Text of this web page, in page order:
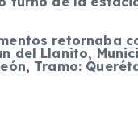
retornaba
del Llanito,
Tramo: